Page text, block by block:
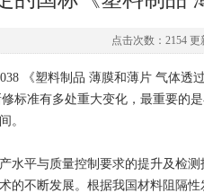
点击次数：2154 更
《塑料制品 薄膜和薄片 气体
标准有多处重大变化，最重要的
。
平与质量控制要求的提升及检测
的不断发展。根据我国材料阻隔